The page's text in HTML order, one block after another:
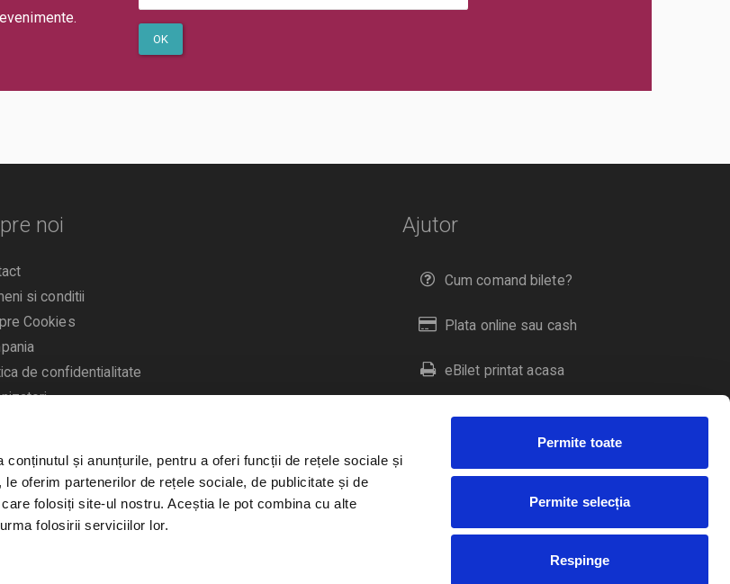
și anunțurile, pentru a oferi funcții de rețele sociale și
oferim partenerilor de rețele sociale, de publicitate și de
folosiți site-ul nostru. Aceștia le pot combina cu alte
folosirii serviciilor lor.
Permite toate
Permite selecția
Respinge
OK
Ajutor
Cum comand bilete?
Plata online sau cash
eBilet printat acasa
Livrare prin curier
Duplicare bilete
noi
si conditii
Cookies
de confidentialitate